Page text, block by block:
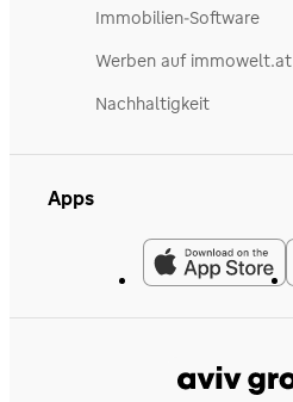
Immobilien-Software
Werben auf immowelt.at
Nachhaltigkeit
Apps